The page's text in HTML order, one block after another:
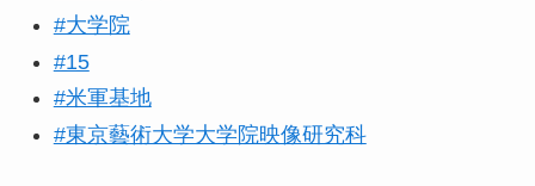
#大学院
#15
#米軍基地
#東京藝術大学大学院映像研究科